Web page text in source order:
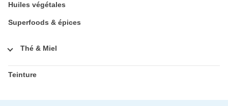
Huiles végétales
Superfoods & épices
Thé & Miel
Teinture